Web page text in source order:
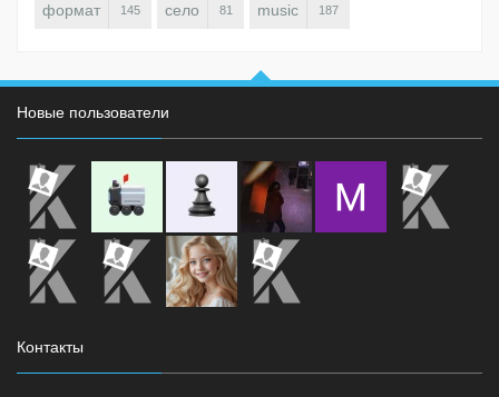
формат 145 село 81 music 187
Новые пользователи
Контакты